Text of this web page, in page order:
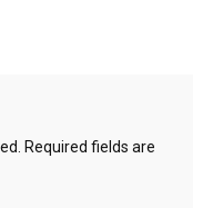
Required fields are